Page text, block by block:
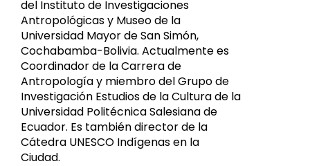
del Instituto de Investigaciones
Antropológicas y Museo de la
Universidad Mayor de San Simón,
Cochabamba-Bolivia. Actualmente es
Coordinador de la Carrera de
Antropología y miembro del Grupo de
Investigación Estudios de la Cultura de la
Universidad Politécnica Salesiana de
Ecuador. Es también director de la
Cátedra UNESCO Indígenas en la
Ciudad.